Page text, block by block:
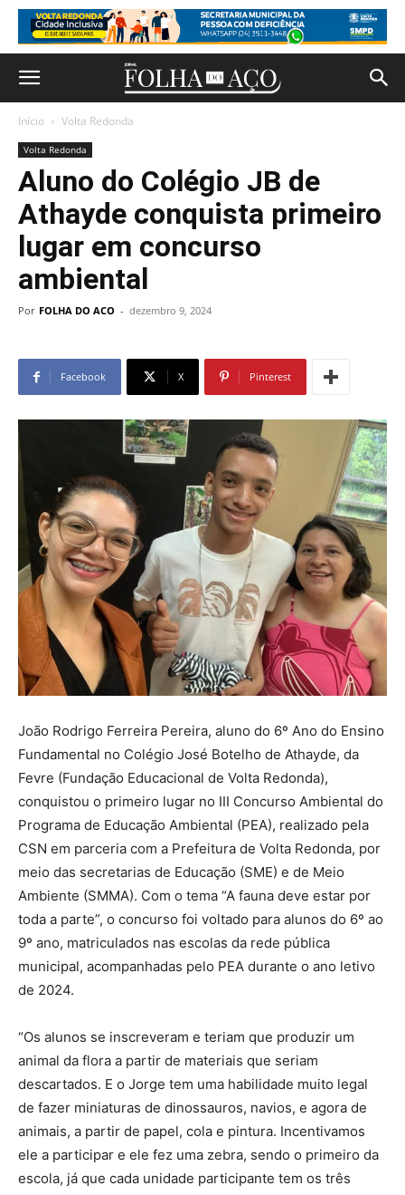
Início Volta Redonda
Volta Redonda
Aluno do Colégio JB de
Athayde conquista primeiro
lugar em concurso
ambiental
Por FOLHA DO ACO - dezembro 9, 2024
Facebook X Pinterest
João Rodrigo Ferreira Pereira, aluno do 6º Ano do Ensino
Fundamental no Colégio José Botelho de Athayde, da
Fevre (Fundação Educacional de Volta Redonda),
conquistou o primeiro lugar no III Concurso Ambiental do
Programa de Educação Ambiental (PEA), realizado pela
CSN em parceria com a Prefeitura de Volta Redonda, por
meio das secretarias de Educação (SME) e de Meio
Ambiente (SMMA). Com o tema “A fauna deve estar por
toda a parte”, o concurso foi voltado para alunos do 6º ao
9º ano, matriculados nas escolas da rede pública
municipal, acompanhadas pelo PEA durante o ano letivo
de 2024.
“Os alunos se inscreveram e teriam que produzir um
animal da flora a partir de materiais que seriam
descartados. E o Jorge tem uma habilidade muito legal
de fazer miniaturas de dinossauros, navios, e agora de
animais, a partir de papel, cola e pintura. Incentivamos
ele a participar e ele fez uma zebra, sendo o primeiro da
escola, já que cada unidade participante tem os três